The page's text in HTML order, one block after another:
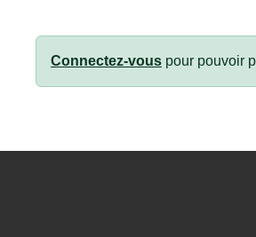
Connectez-vous pour pouvoir